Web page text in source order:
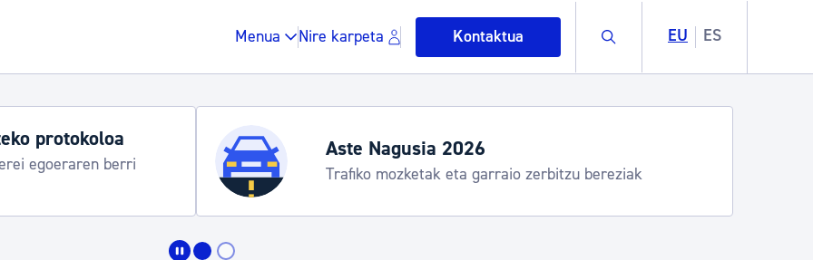
Menua Nire karpeta Kontaktua Buscar EU ES
protokoloa
egoeraren berri
Aste Nagusia 2026
Trafiko mozketak eta garraio zerbitzu bereziak